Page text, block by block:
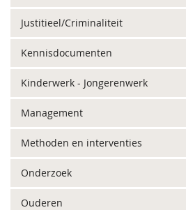
Justitieel/Criminaliteit
Kennisdocumenten
Kinderwerk - Jongerenwerk
Management
Methoden en interventies
Onderzoek
Ouderen